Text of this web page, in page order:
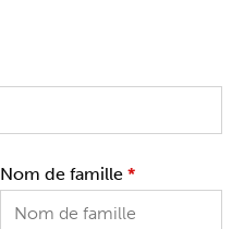
Nom de famille *